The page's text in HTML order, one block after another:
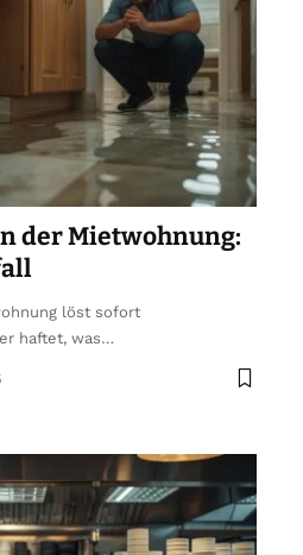
der Mietwohnung:
löst sofort
haftet, was…